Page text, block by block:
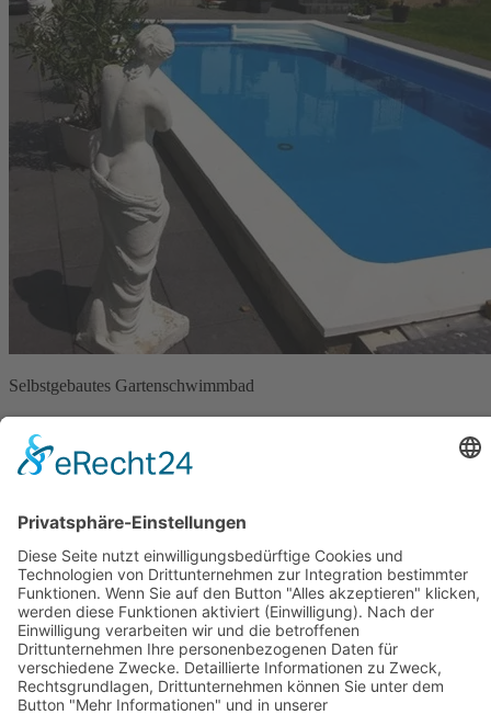
Selbstgebautes Gartenschwimmbad
Der Pool hat die Maße 7,5m x 3,6m x 1,5m Tiefe und wurdeselbst
gebaut
Er ist ausgestattet mit 2Unterwasserscheinwerfern
Gegenstromanlage.
Der Einstieg erfolgt über eine ins Schwimmbad integrierte
Pooltreppe. Diese Treppenvariante hat den Vorteil, dass kein Platz
außerhalb des Beckens benötigt wird.
Für die zukünftigesolarePoolbeheizungist bereits das Solar-
Vorbereitungs-Set eingebaut.
Zurück